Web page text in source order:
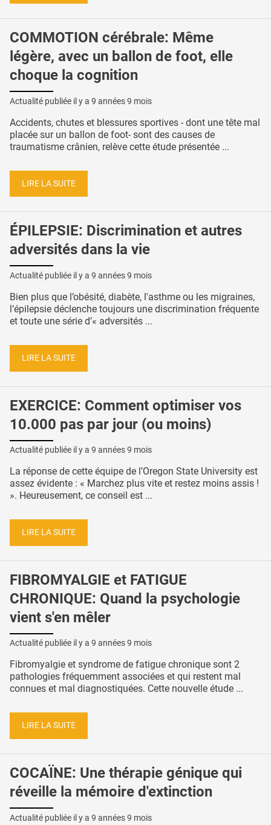
COMMOTION cérébrale: Même
légère, avec un ballon de foot, elle
choque la cognition
Actualité publiée il y a 9 années 9 mois
Accidents, chutes et blessures sportives - dont une tête mal
placée sur un ballon de foot- sont des causes de
traumatisme crânien, relève cette étude présentée ...
LIRE LA SUITE
ÉPILEPSIE: Discrimination et autres
adversités dans la vie
Actualité publiée il y a 9 années 9 mois
Bien plus que l’obésité, diabète, l'asthme ou les migraines,
l’épilepsie déclenche toujours une discrimination fréquente
et toute une série d’« adversités ...
LIRE LA SUITE
EXERCICE: Comment optimiser vos
10.000 pas par jour (ou moins)
Actualité publiée il y a 9 années 9 mois
La réponse de cette équipe de l’Oregon State University est
assez évidente : « Marchez plus vite et restez moins assis !
». Heureusement, ce conseil est ...
LIRE LA SUITE
FIBROMYALGIE et FATIGUE
CHRONIQUE: Quand la psychologie
vient s'en mêler
Actualité publiée il y a 9 années 9 mois
Fibromyalgie et syndrome de fatigue chronique sont 2
pathologies fréquemment associées et qui restent mal
connues et mal diagnostiquées. Cette nouvelle étude ...
LIRE LA SUITE
COCAÏNE: Une thérapie génique qui
réveille la mémoire d'extinction
Actualité publiée il y a 9 années 9 mois